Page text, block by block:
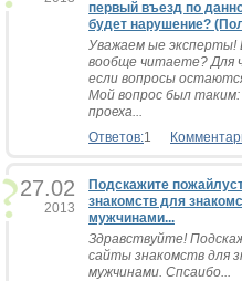
первый въезд по
будет нарушение?
Уважаем ые эксперты!
вообще читаете? Для
если вопросы
Мой вопрос был
проеха...
Ответов:1
27.02
2013
Подскажите
знакомств для
мужчинами...
Здравствуйте!
сайты знакомств для
мужчинами. Спсаибо...